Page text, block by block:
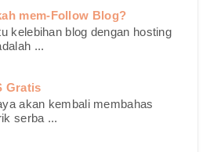
mem-Follow Blog?
kelebihan blog dengan hosting
...
Gratis
akan kembali membahas
serba ...